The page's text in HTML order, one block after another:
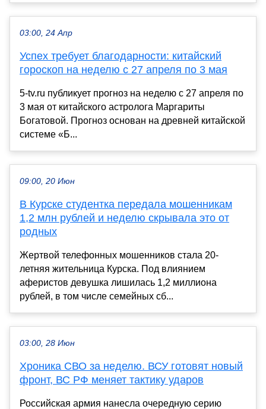
03:00, 24 Апр
Успех требует благодарности: китайский
гороскоп на неделю с 27 апреля по 3 мая
5-tv.ru публикует прогноз на неделю с 27 апреля по
3 мая от китайского астролога Маргариты
Богатовой. Прогноз основан на древней китайской
системе «Б...
09:00, 20 Июн
В Курске студентка передала мошенникам
1,2 млн рублей и неделю скрывала это от
родных
Жертвой телефонных мошенников стала 20-
летняя жительница Курска. Под влиянием
аферистов девушка лишилась 1,2 миллиона
рублей, в том числе семейных сб...
03:00, 28 Июн
Хроника СВО за неделю. ВСУ готовят новый
фронт, ВС РФ меняет тактику ударов
Российская армия нанесла очередную серию